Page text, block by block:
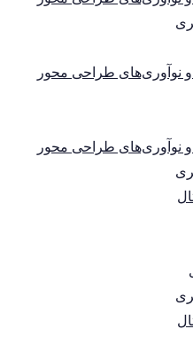
طراحی محور
طراحی محور